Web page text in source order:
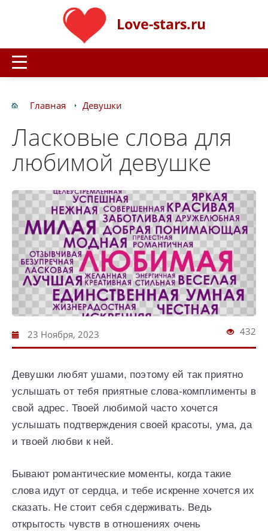
Love-stars.ru
Главная Девушки
Ласковые слова для
любимой девушке
23 Ноября, 2023 432
Девушки любят ушами, поэтому ей так приятно
услышать от тебя приятные слова-комплименты в
свой адрес. Твоей любимой часто хочется
услышать подтверждения своей красоты, ума, да
и твоей любви к ней.
Бывают романтические моменты, когда такие
слова идут от сердца, и тебе искренне хочется их
сказать. Не стоит себя сдерживать. Ведь
открытость чувств в отношениях очень